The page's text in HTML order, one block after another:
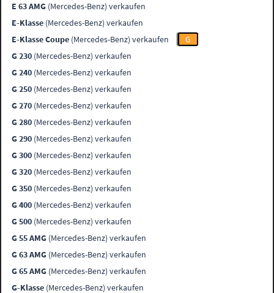
E 63 AMG (Mercedes-Benz) verkaufen
E-Klasse (Mercedes-Benz) verkaufen
E-Klasse Coupe (Mercedes-Benz) verkaufen
G
G 230 (Mercedes-Benz) verkaufen
G 240 (Mercedes-Benz) verkaufen
G 250 (Mercedes-Benz) verkaufen
G 270 (Mercedes-Benz) verkaufen
G 280 (Mercedes-Benz) verkaufen
G 290 (Mercedes-Benz) verkaufen
G 300 (Mercedes-Benz) verkaufen
G 320 (Mercedes-Benz) verkaufen
G 350 (Mercedes-Benz) verkaufen
G 400 (Mercedes-Benz) verkaufen
G 500 (Mercedes-Benz) verkaufen
G 55 AMG (Mercedes-Benz) verkaufen
G 63 AMG (Mercedes-Benz) verkaufen
G 65 AMG (Mercedes-Benz) verkaufen
G-Klasse (Mercedes-Benz) verkaufen